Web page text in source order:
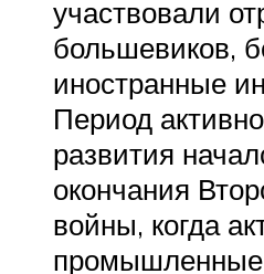
участвовали
большевиков,
иностранные
Период
развития
окончания
войны, когда
промышленные